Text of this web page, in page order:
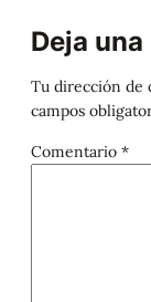
Deja
Tu dirección de
campos
Comentario *